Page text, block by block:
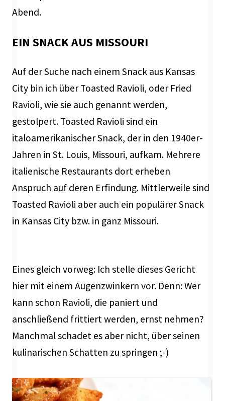
Abend.
EIN SNACK AUS MISSOURI
Auf der Suche nach einem Snack aus Kansas
City bin ich über Toasted Ravioli, oder Fried
Ravioli, wie sie auch genannt werden,
gestolpert. Toasted Ravioli sind ein
italoamerikanischer Snack, der in den 1940er-
Jahren in St. Louis, Missouri, aufkam. Mehrere
italienische Restaurants dort erheben
Anspruch auf deren Erfindung. Mittlerweile sind
Toasted Ravioli aber auch ein populärer Snack
in Kansas City bzw. in ganz Missouri.
Eines gleich vorweg: Ich stelle dieses Gericht
hier mit einem Augenzwinkern vor. Denn: Wer
kann schon Ravioli, die paniert und
anschließend frittiert werden, ernst nehmen?
Manchmal schadet es aber nicht, über seinen
kulinarischen Schatten zu springen ;-)